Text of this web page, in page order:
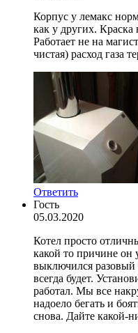
Корпус у лемакс
как у других. Краска
Работает не на
чистая) расход газа
Ответить
Гость
05.03.2020
Котел просто
какой то причине он
выключился разовый
всегда будет.
работал. Мы все
надоело бегать и
снова. Дайте какой-